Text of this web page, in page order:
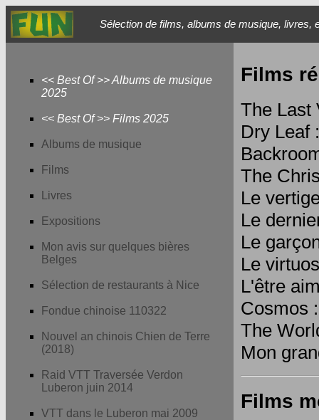
Sélection de films, albums de musique, livres,
<< Best Of >> Albums de musique
2025
<< Best Of >> Films 2025
Albums de musique
Films
Livres
Expositions
Mon avis sur quelques bières
Belges
Sélection de restaurants à Nice
Fondue chinoise 110322
Nouvel an chinois Chien de Terre
(2018)
Raid VTT Traversée Verdon
Luberon juin 2014
VTT dans le Luberon mai 2009
Films
The Last
Dry Leaf
The
Le
Le
Le
Le
L'être
Cosmos
The
Mon
Films